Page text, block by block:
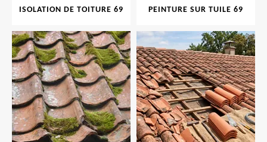
ISOLATION DE TOITURE 69 PEINTURE SUR TUILE 69